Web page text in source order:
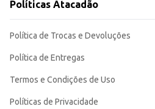
Políticas Atacadão
Política de Trocas e Devoluções
Política de Entregas
Termos e Condições de Uso
Políticas de Privacidade